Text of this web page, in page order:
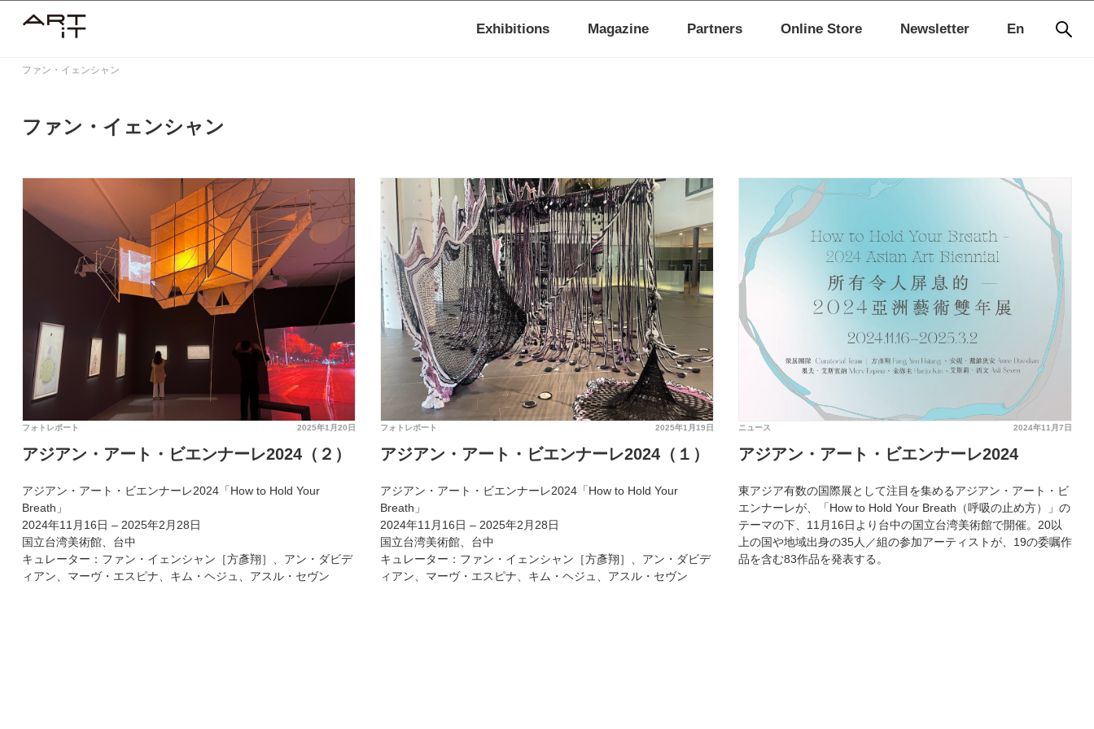
En
Exhibitions Magazine Partners Online Store Newsletter
ファン・イェンシャン
ファン・イェンシャン
2025年1月20日
フォトレポート
アジアン・アート・ビエンナーレ2024（２）
アジアン・アート・ビエンナーレ2024「How to Hold Your
Breath」
2024年11月16日 – 2025年2月28日
国立台湾美術館、台中
キュレーター：ファン・イェンシャン［方彥翔］、アン・ダビデ
ィアン、マーヴ・エスピナ、キム・ヘジュ、アスル・セヴン
2025年1月19日
フォトレポート
アジアン・アート・ビエンナーレ2024（１）
アジアン・アート・ビエンナーレ2024「How to Hold Your
Breath」
2024年11月16日 – 2025年2月28日
国立台湾美術館、台中
キュレーター：ファン・イェンシャン［方彥翔］、アン・ダビデ
ィアン、マーヴ・エスピナ、キム・ヘジュ、アスル・セヴン
2024年11月7日
ニュース
アジアン・アート・ビエンナーレ2024
東アジア有数の国際展として注目を集めるアジアン・アート・ビ
エンナーレが、「How to Hold Your Breath（呼吸の止め方）」の
テーマの下、11月16日より台中の国立台湾美術館で開催。20以
上の国や地域出身の35人／組の参加アーティストが、19の委嘱作
品を含む83作品を発表する。